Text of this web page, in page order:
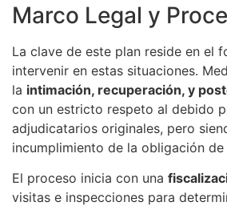
Marco Legal y
La clave de este plan reside en el
intervenir en estas situaciones.
la intimación, recuperación, y
con un estricto respeto al debido
adjudicatarios originales, pero
incumplimiento de la obligación
El proceso inicia con una
visitas e inspecciones para